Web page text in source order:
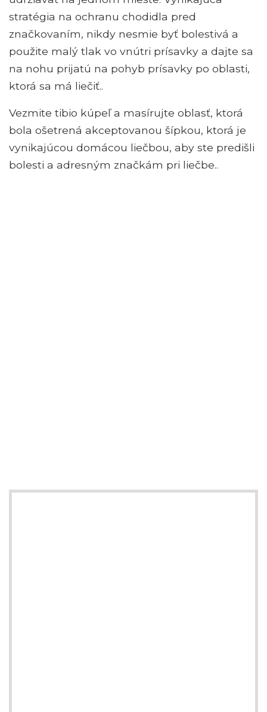
stratégia na ochranu chodidla pred
značkovaním, nikdy nesmie byť bolestivá a
použite malý tlak vo vnútri prísavky a dajte sa
na nohu prijatú na pohyb prísavky po oblasti,
ktorá sa má liečiť..
Vezmite tibio kúpeľ a masírujte oblasť, ktorá
bola ošetrená akceptovanou šípkou, ktorá je
vynikajúcou domácou liečbou, aby ste predišli
bolesti a adresným značkám pri liečbe..